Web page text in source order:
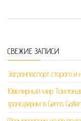
СВЕЖИЕ ЗАПИСИ
Загранпаспорт старого
Ювелирный мир
трансфером в Gems